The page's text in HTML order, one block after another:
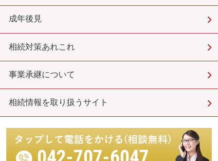
成年後見
相続対策あれこれ
事業承継について
相続情報を取り扱うサイト